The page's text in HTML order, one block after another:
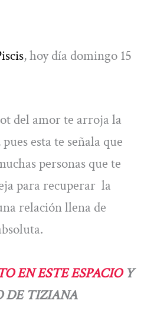
, hoy día domingo 15
del amor te arroja la
esta te señala que
personas que te
para recuperar la
relación llena de
EN ESTE ESPACIO Y
DE TIZIANA